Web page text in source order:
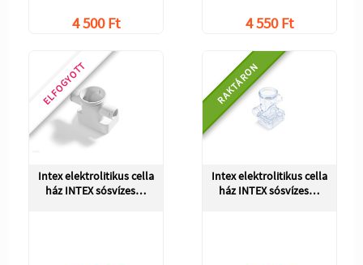
4 500 Ft 4 550 Ft
ELFOGYOTT
Intex elektrolitikus cella
ház INTEX sósvízes…
RAKTÁRON
Intex elektrolitikus cella
ház INTEX sósvízes…